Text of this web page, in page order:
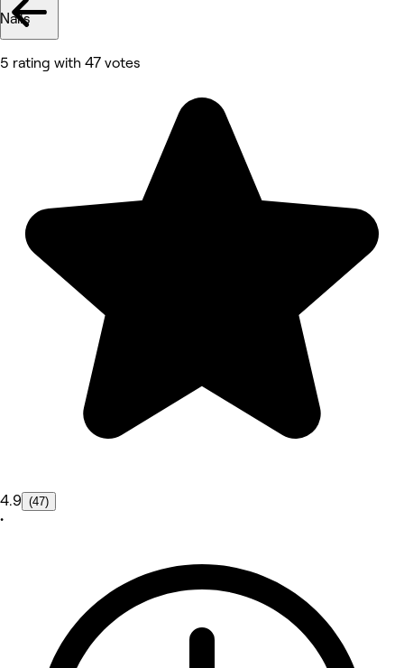
Nails
5 rating with 47 votes
4.9 (47)
•